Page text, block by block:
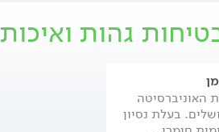
גהות ואיכות
האוניברסיטה
בעלת נסיון